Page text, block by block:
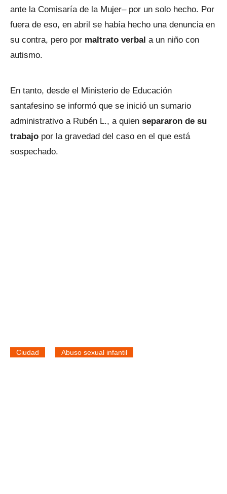
ante la Comisaría de la Mujer– por un solo hecho. Por
fuera de eso, en abril se había hecho una denuncia en
su contra, pero por maltrato verbal a un niño con
autismo.
En tanto, desde el Ministerio de Educación
santafesino se informó que se inició un sumario
administrativo a Rubén L., a quien separaron de su
trabajo por la gravedad del caso en el que está
sospechado.
Ciudad Abuso sexual infantil